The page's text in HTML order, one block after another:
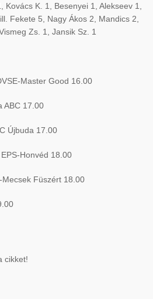
K. 1, Besenyei 1, Alekseev 1,
Fekete 5, Nagy Ákos 2, Mandics 2,
Zs. 1, Jansik Sz. 1
Master Good 16.00
ABC 17.00
Újbuda 17.00
Honvéd 18.00
Füszért 18.00
cikket!